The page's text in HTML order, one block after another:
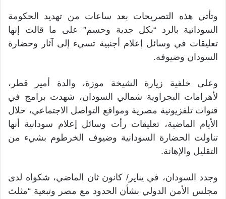
وتأتي هذه التصريحات بعد ساعات من تهديد الحكومة
السودانية بالرد “بكل جدية وحسم” على ما قالت إنها
تعليقات في وسائل إعلام أجنبية تسيء إلى آثار وحضارة
السودان وضيوفه.
وعلى خلفية زيارة الشيخة موزة، والدة أمير قطر،
لأهرامات البجراوية شمالي السودان، شهدت برامج في
قنوات تلفزيونية مصرية ومواقع التواصل الاجتماعي، خلال
الأيام الماضية، تعليقات رأت وسائل إعلام سودانية أنها
تناولت الحضارة السودانية وضيوف الخرطوم بشيء من
التقليل والإهانة.
وجدد السودان، في يناير/ كانون ثان الماضي، شكواه لدى
مجلس الأمن الدولي بشأن الحدود مع مصر وتبعية “مثلث